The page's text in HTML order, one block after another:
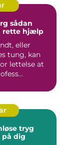
rette hjælp
eller
tung, kan
lettelse at
tryg
dig